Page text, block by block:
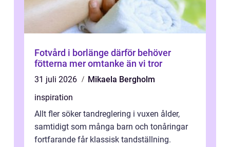
Fotvård i borlänge därför behöver
fötterna mer omtanke än vi tror
31 juli 2026
Mikaela Bergholm
inspiration
Allt fler söker tandreglering i vuxen ålder,
samtidigt som många barn och tonåringar
fortfarande får klassisk tandställning.